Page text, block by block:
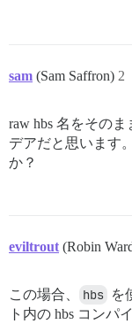
sam (Sam Saffron) 2
raw hbs 名をその
デアだと思います。
か？
eviltrout (Robin
この場合、 hbs を
ト内の hbs コンパ